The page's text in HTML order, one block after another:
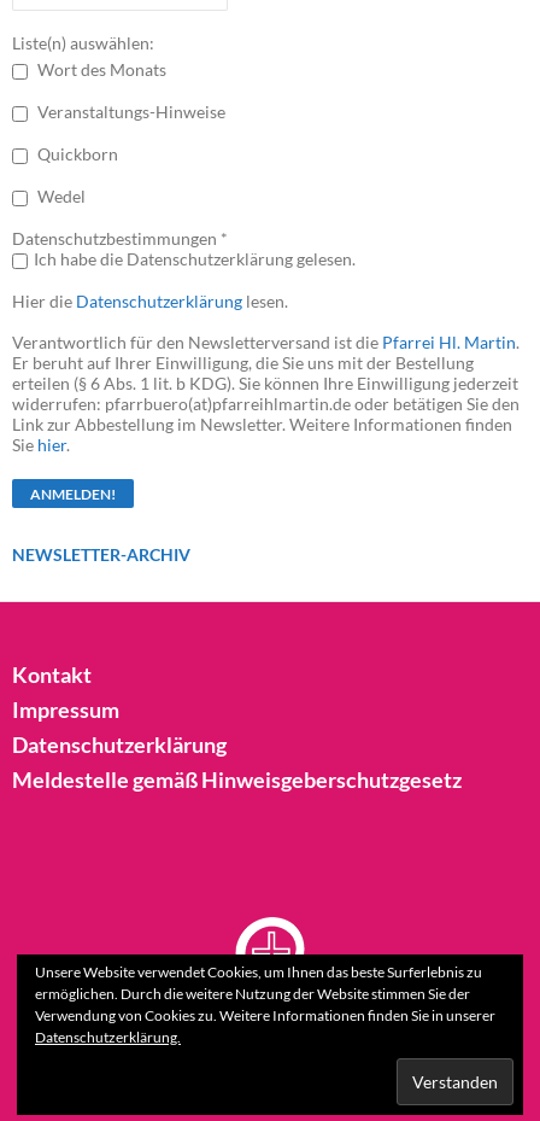
Liste(n) auswählen:
Wort des Monats
Veranstaltungs-Hinweise
Quickborn
Wedel
Datenschutzbestimmungen *
Ich habe die Datenschutzerklärung gelesen.
Hier die Datenschutzerklärung lesen.
Verantwortlich für den Newsletterversand ist die Pfarrei Hl. Martin.
Er beruht auf Ihrer Einwilligung, die Sie uns mit der Bestellung
erteilen (§ 6 Abs. 1 lit. b KDG). Sie können Ihre Einwilligung jederzeit
widerrufen: pfarrbuero(at)pfarreihlmartin.de oder betätigen Sie den
Link zur Abbestellung im Newsletter. Weitere Informationen finden
Sie hier.
NEWSLETTER-ARCHIV
Kontakt
Impressum
Datenschutzerklärung
Meldestelle gemäß Hinweisgeberschutzgesetz
Unsere Website verwendet Cookies, um Ihnen das beste Surferlebnis zu
ermöglichen. Durch die weitere Nutzung der Website stimmen Sie der
Verwendung von Cookies zu. Weitere Informationen finden Sie in unserer
Datenschutzerklärung.